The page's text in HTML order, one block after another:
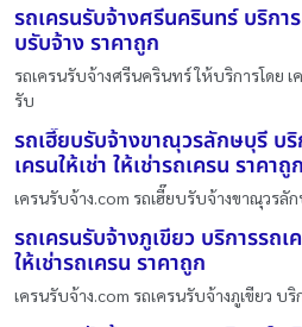
รถเครนรับจ้างศรีนครินทร์ บริกา
บรับจ้าง ราคาถูก
รถเครนรับจ้างศรีนครินทร์ ให้บริการโดย
รับ
รถเฮี๊ยบรับจ้างขาณุวรลักษบุรี บริ
เครนให้เช่า ให้เช่ารถเครน ราคาถูก
เครนรับจ้าง.com รถเฮี๊ยบรับจ้างขาณุวรลั
รถเครนรับจ้างภูเขียว บริการรถเ
ให้เช่ารถเครน ราคาถูก
เครนรับจ้าง.com รถเครนรับจ้างภูเขียว บริ